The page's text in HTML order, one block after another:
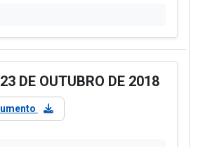
DE OUTUBRO DE 2018